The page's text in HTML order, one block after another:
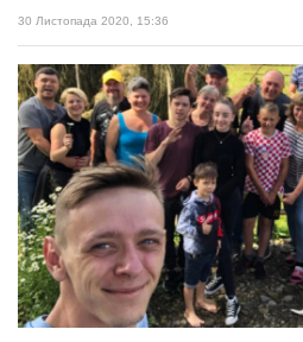
30 Листопада 2020, 15:36